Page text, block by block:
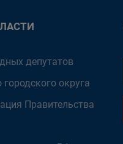
депутатов
городского округа
Правительства